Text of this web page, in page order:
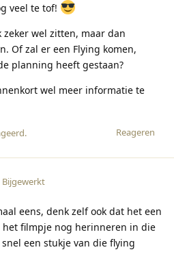
veel te tof!
zeker wel zitten, maar dan
Of zal er een Flying komen,
planning heeft gestaan?
wel meer informatie te
Reageren
.
Bijgewerkt
eens, denk zelf ook dat het een
het filmpje nog herinneren in die
een stukje van die flying